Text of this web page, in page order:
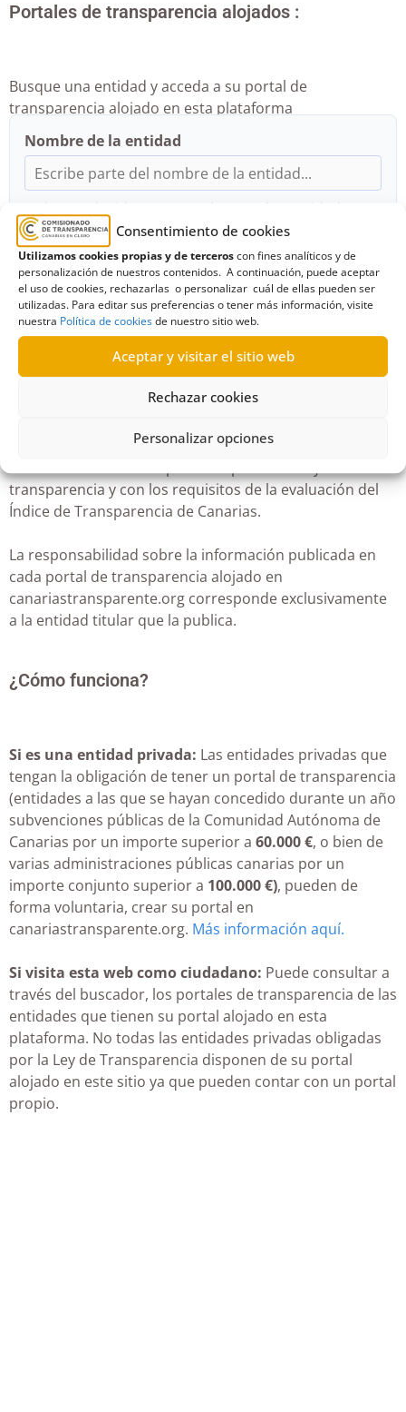
Consentimiento de cookies
Utilizamos cookies propias y de terceroscon fines analíticos y de
personalización de nuestros contenidos. A continuación, puede aceptar
el uso de cookies, rechazarlas o personalizar cuál de ellas pueden ser
utilizadas. Para editar sus preferencias o tener más información, visite
nuestra Política de cookiesde nuestro sitio web.
Aceptar y visitar el sitio web
Rechazar cookies
Personalizar opciones
Portales de transparencia alojados :
Busque una entidad y acceda a su portal de
transparencia alojado en esta plataforma
Nombre de la entidad
Se ha producido un error al cargar las entidades.
Inténtelo de nuevo más tarde.
¿Qué ofrece este portal?
En este portal, las entidades privadas sujetas a la Ley de
gratuito y personalizable en el que publicar toda la
transparencia y con los requisitos de la evaluación del
Índice de Transparencia de Canarias.
La responsabilidad sobre la información publicada en
cada portal de transparencia alojado en
canariastransparente.org corresponde exclusivamente
a la entidad titular que la publica.
¿Cómo funciona?
Si es una entidad privada: Las entidades privadas que
tengan la obligación de tener un portal de transparencia
(entidades a las que se hayan concedido durante un año
subvenciones públicas de la Comunidad Autónoma de
Canarias por un importe superior a 60.000 €, o bien de
varias administraciones públicas canarias por un
importe conjunto superior a 100.000 €), pueden de
forma voluntaria, crear su portal en
canariastransparente.org. Más información aquí.
Si visita esta web como ciudadano: Puede consultar a
través del buscador, los portales de transparencia de las
entidades que tienen su portal alojado en esta
plataforma. No todas las entidades privadas obligadas
por la Ley de Transparencia disponen de su portal
alojado en este sitio ya que pueden contar con un portal
propio.